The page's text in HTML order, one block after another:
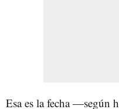
Esa es la fecha —según